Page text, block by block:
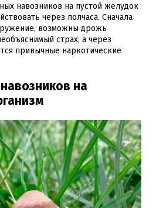
навозников на пустой желудок
через полчаса. Сначала
возможны дрожь
страх, а через
привычные наркотические
на